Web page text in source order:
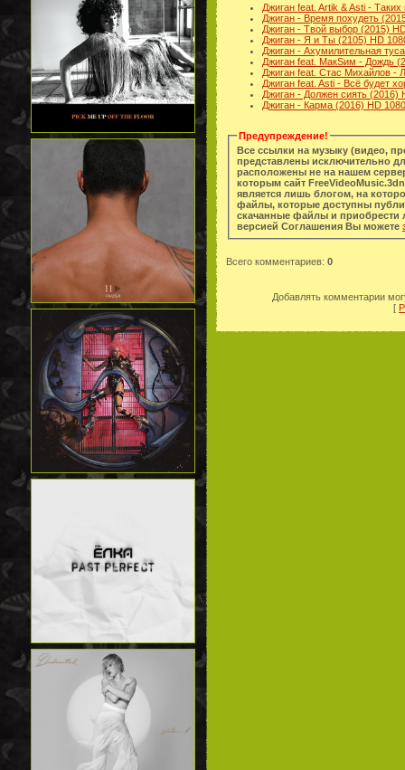
Джиган feat. Artik & Asti -
Джиган - Время похудеть
Джиган - Твой выбор (2015)
Джиган - Я и Ты (2105) HD
Джиган - Ахумилительная
Джиган feat. МакSим - Дождь
Джиган feat. Стас Михайлов -
Джиган feat. Asti - Всё будет
Джиган - Должен сиять (2016)
Джиган - Карма (2016) HD
Предупреждение!
Все ссылки на музыку (видео,
представлены исключительно
расположены не на нашем
которым сайт
является лишь блогом, на
файлы, которые доступны
скачанные файлы и приобрести легальную
версией Соглашения Вы можете
Всего комментариев: 0
Добавлять комментарии
[